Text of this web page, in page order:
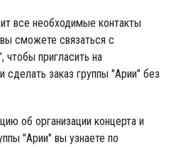
все необходимые контакты
сможете связаться с
пригласить на
сделать заказ группы "Арии" без
об организации концерта и
"Арии" вы узнаете по